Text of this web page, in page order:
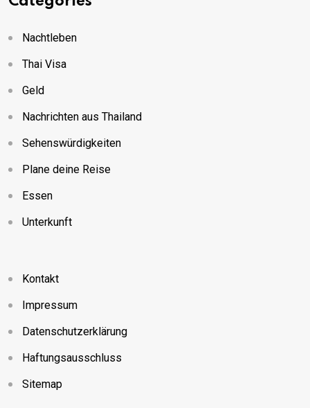
Nachtleben
Thai Visa
Geld
Nachrichten aus Thailand
Sehenswürdigkeiten
Plane deine Reise
Essen
Unterkunft
Kontakt
Impressum
Datenschutzerklärung
Haftungsausschluss
Sitemap